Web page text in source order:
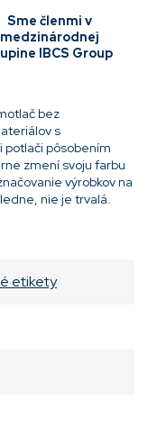
Sme členmi v
medzinárodnej
IBCS Group
bez
s
potlači pôsobením
zmení svoju farbu
výrobkov na
nie je trvalá.
etikety